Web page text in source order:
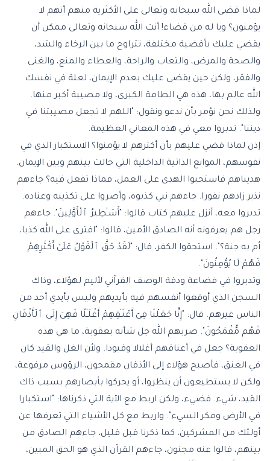
لماذا قضى الله سبحانه وتعالى على الأكثرية منهم أنهم لا
يؤمنون؟ ويا له من قضاء! أنت الله سبحانه وتعالى ممكن أن
يقضي عليك بأقضية مختلفة، تتراوح ما بين الرخاء والشد،
والصحة والمرض، والتعاب والراحة، والعطاء والمنع، والغنى
والفقر، ولكن حين يقضى عليك بعدم الإيمان، لعلة في نفسك
الله عالم بها، هذه هي الطامة الكبرى، ولا مصيبة أكبر منها.
ولذلك نحن نؤمر بأن ندعو ونقول: "اللهم لا تجعل مصيبتنا في
ديننا". تدبروا معي في هذه المعاني العظيمة.
إذن لماذا قضي عليهم بأن أكثرهم لا يؤمنوا؟ الاستكبار الذي في
نفوسهم، الموانع الذاتية الداخلية التي حالت بينهم وبين الإيمان.
هديناهم فاستحبوا الهدى على العمل، فماذا تفعل فيه؟ جاءهم
نذير زادهم نفورا. جاءهم نبي كذبوه، وأصروا على تكذيبه وعناده.
تدبروا معه، أنزل عليهم كتاب قالوا: "أَسَـٰطِيرُ ٱلْأَوَّلِينَ". جاءهم
رجل هم يعرفونه أنه الصادق الأمين، قالوا: "افترى على الله كذبا،
أم به جنة؟". استحقوا الكفر، قال: "لَقَدْ حَقَّ ٱلْقَوْلُ عَلَىٰٓ أَكْثَرِهِمْ
فَهُمْ لَا يُؤْمِنُونَ".
وتدبروا في فضاعة ودقة الوصف القرآني لأليم لهؤلاء، وذاك
السجن الذي أوقعوا أنفسهم فيه بأيديهم وليس بأيدي أحد من
الناس غيرهم. قال: "إِنَّا جَعَلْنَا فِىٓ أَعْنَـٰقِهِمْ أَغْلَـٰلًا فَهِىَ إِلَى ٱلْأَذْقَانِ
فَهُم مُّقْمَحُونَ". ضربهم الله جل شأنه بعقوبة، ما هي هذه
العقوبة؟ جعل في أعناقهم أغلالا وقيودا. ولأن الغل والقيد كان
في العنق، فأصبح هؤلاء إلى الأذقان مقمحون، الرؤوس مرفوعة،
ولكن لا يستطيعون أن ينظروا، أو يحركوا بأبصارهم بسبب ذاك
القيد، شيء. فضيء، ولكن اربط مع الآية التي ذكرناها: "استكبارا
في الأرض ومكر السيء". واربط مع كل الأشياء التي تعرفها عن
أولئك من المشركين، كما ذكرنا قبل قليل، جاءهم الصادق من
بينهم، قالوا عنه مجنون، جاءهم القرآن الذي هو الحق المبين،